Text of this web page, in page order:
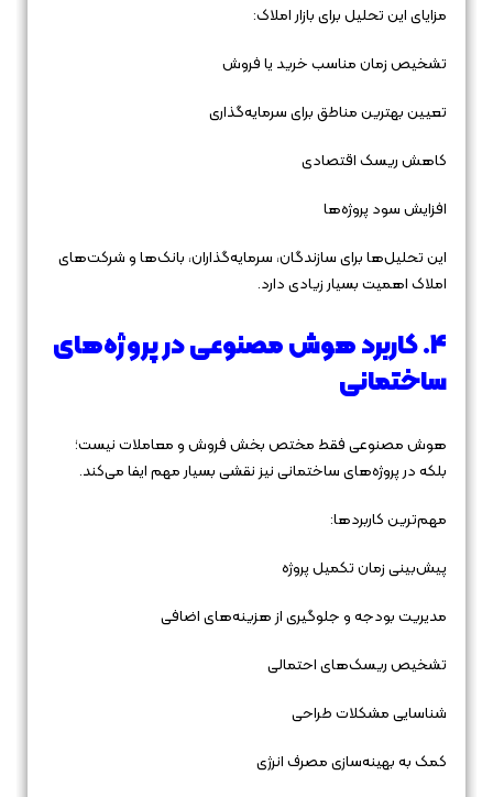
مزایای این تحلیل برای بازار املاک:
تشخیص زمان مناسب خرید یا فروش
تعیین بهترین مناطق برای سرمایه‌گذاری
کاهش ریسک اقتصادی
افزایش سود پروژه‌ها
این تحلیل‌ها برای سازندگان، سرمایه‌گذاران، بانک‌ها و شرکت‌های
املاک اهمیت بسیار زیادی دارد.
4. کاربرد هوش مصنوعی در پروژه‌های
ساختمانی
هوش مصنوعی فقط مختص بخش فروش و معاملات نیست؛
بلکه در پروژه‌های ساختمانی نیز نقشی بسیار مهم ایفا می‌کند.
مهم‌ترین کاربردها:
پیش‌بینی زمان تکمیل پروژه
مدیریت بودجه و جلوگیری از هزینه‌های اضافی
تشخیص ریسک‌های احتمالی
شناسایی مشکلات طراحی
کمک به بهینه‌سازی مصرف انرژی